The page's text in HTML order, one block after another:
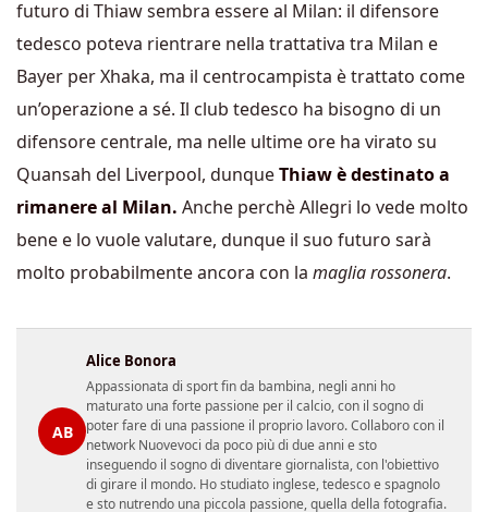
futuro di Thiaw sembra essere al Milan: il difensore
tedesco poteva rientrare nella trattativa tra Milan e
Bayer per Xhaka, ma il centrocampista è trattato come
un’operazione a sé. Il club tedesco ha bisogno di un
difensore centrale, ma nelle ultime ore ha virato su
Quansah del Liverpool, dunqueThiaw è destinato a
rimanere al Milan. Anche perchè Allegri lo vede molto
bene e lo vuole valutare, dunque il suo futuro sarà
molto probabilmente ancora con la maglia rossonera.
AB
Alice Bonora
Appassionata di sport fin da bambina, negli anni ho
maturato una forte passione per il calcio, con il sogno di
poter fare di una passione il proprio lavoro. Collaboro con il
network Nuovevoci da poco più di due anni e sto
inseguendo il sogno di diventare giornalista, con l'obiettivo
di girare il mondo. Ho studiato inglese, tedesco e spagnolo
e sto nutrendo una piccola passione, quella della fotografia.